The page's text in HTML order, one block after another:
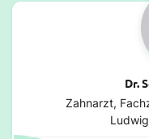
Dr.
Zahnarzt,